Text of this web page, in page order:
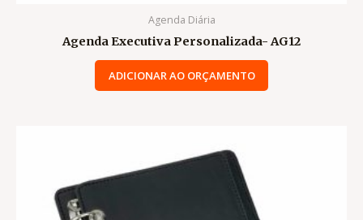
Agenda Diária
Agenda Executiva Personalizada- AG12
ADICIONAR AO ORÇAMENTO